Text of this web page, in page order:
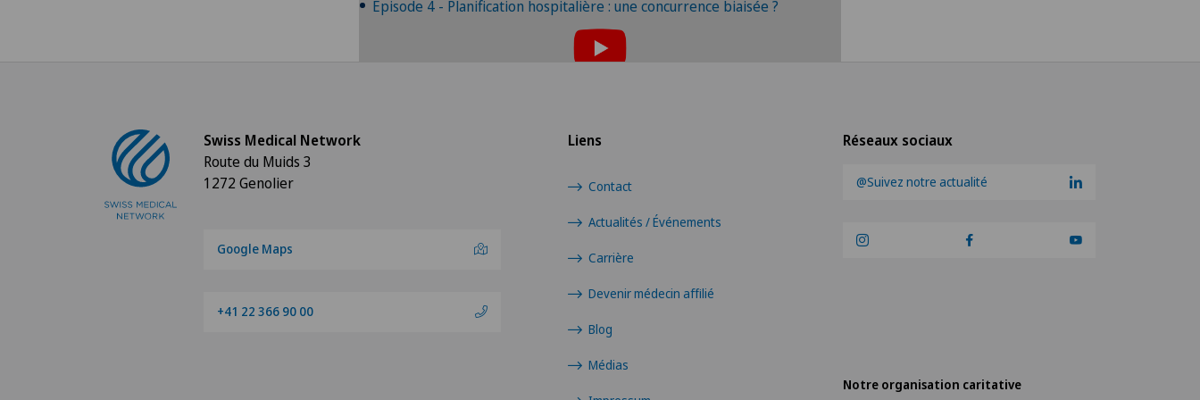
Épisode 4 - Planification hospitalière : une concurrence biaisée ?
accepter l’utilisation de cookies.
Veuillez activer l’option correspondante dans les paramètres des
cookies.
Réseaux sociaux
@Suivez notre actualité
Liens
Contact
Actualités / Événements
Carrière
Devenir médecin affilié
Blog
Médias
Swiss Medical Network
Route du Muids 3
1272 Genolier
Google Maps
+41 22 366 90 00
Notre organisation caritative